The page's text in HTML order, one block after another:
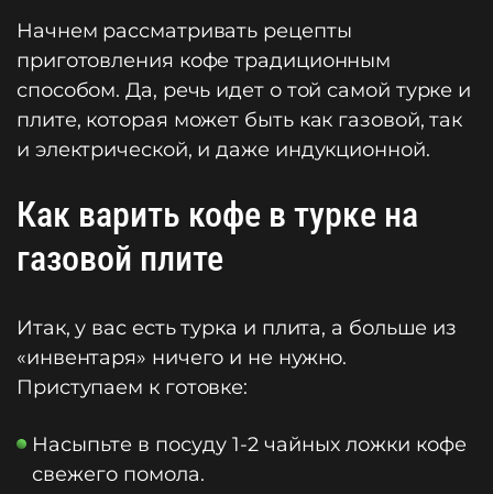
Начнем рассматривать рецепты
приготовления кофе традиционным
способом. Да, речь идет о той самой турке и
плите, которая может быть как газовой, так
и электрической, и даже индукционной.
Как варить кофе в турке на
газовой плите
Итак, у вас есть турка и плита, а больше из
«инвентаря» ничего и не нужно.
Приступаем к готовке:
Насыпьте в посуду 1-2 чайных ложки кофе
свежего помола.